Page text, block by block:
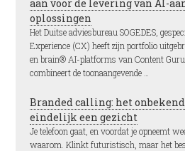
aan voor de levering van AI-
oplossingen
Het Duitse adviesbureau SOGEDES,
Experience (CX) heeft zijn portfolio
en brain® AI-platforms van Content
combineert de toonaangevende …
Branded calling: het
eindelijk een gezicht
Je telefoon gaat, en voordat je opneemt
waarom. Klinkt futuristisch, maar het